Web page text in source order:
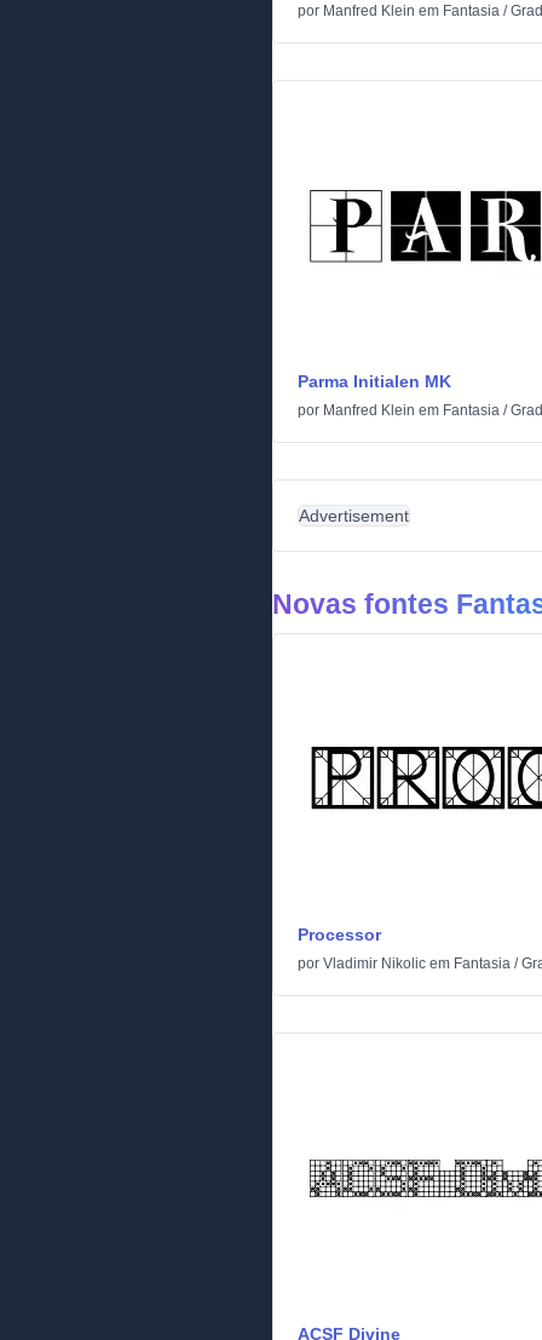
por Manfred Klein em Fantasia /
Parma Initialen MK
por Manfred Klein em Fantasia /
Advertisement
Novas fontes
Processor
por Vladimir Nikolic em Fantasia /
ACSF Divine